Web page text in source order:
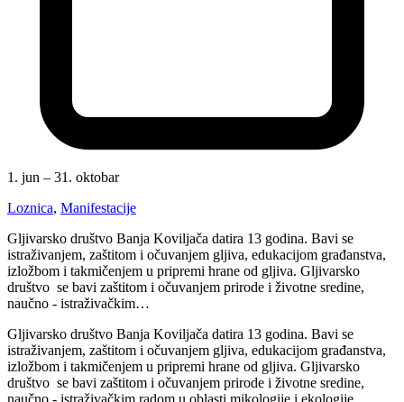
1. jun – 31. oktobar
Loznica, Manifestacije
Gljivarsko društvo Banja Koviljača datira 13 godina. Bavi se
istraživanjem, zaštitom i očuvanjem gljiva, edukacijom građanstva,
izložbom i takmičenjem u pripremi hrane od gljiva. Gljivarsko
društvo se bavi zaštitom i očuvanjem prirode i životne sredine,
naučno - istraživačkim…
Gljivarsko društvo Banja Koviljača datira 13 godina. Bavi se
istraživanjem, zaštitom i očuvanjem gljiva, edukacijom građanstva,
izložbom i takmičenjem u pripremi hrane od gljiva. Gljivarsko
društvo se bavi zaštitom i očuvanjem prirode i životne sredine,
naučno - istraživačkim radom u oblasti mikologije i ekologije